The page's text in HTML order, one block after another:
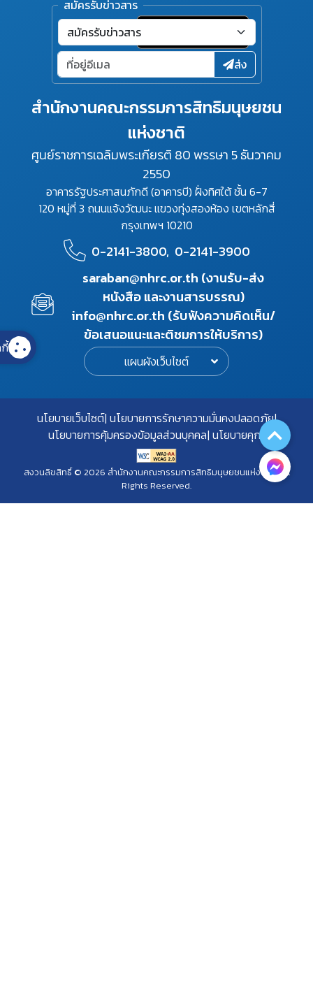
สำนักงานคณะกรรมการสิทธิมนุษยชน
แห่งชาติ
ศูนย์ราชการเฉลิมพระเกียรติ 80 พรรษา 5 ธันวาคม
2550
อาคารรัฐประศาสนภักดี (อาคารบี) ฝั่งทิศใต้ ชั้น 6-7
120 หมู่ที่ 3 ถนนแจ้งวัฒนะ แขวงทุ่งสองห้อง เขตหลักสี่
กรุงเทพฯ 10210
0-2141-3800, 0-2141-3900
saraban@nhrc.or.th (งานรับ-ส่ง
หนังสือ และงานสารบรรณ)
info@nhrc.or.th (รับฟังความคิดเห็น/
ข้อเสนอแนะและติชมการให้บริการ)
แผนผังเว็บไซต์
สมัครรับข่าวสาร
ส่ง
นโยบายเว็บไซต์ นโยบายการรักษาความมั่นคงปลอดภัย
นโยบายการคุ้มครองข้อมูลส่วนบุคคล นโยบายคุกกี้
สงวนลิขสิทธิ์ © 2026 สำนักงานคณะกรรมการสิทธิมนุษยชนแห่งชาติ. All
Rights Reserved.